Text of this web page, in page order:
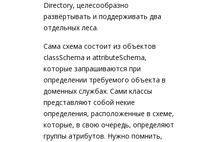
Directory, целесообразно
развёртывать и поддерживать два
отдельных леса.
Сама схема состоит из объектов
classSchema и attributeSchema,
которые запрашиваются при
определении требуемого объекта в
доменных службах. Сами классы
представляют собой некие
определения, расположенные в схеме,
которые, в свою очередь, определяют
группы атрибутов. Нужно помнить,